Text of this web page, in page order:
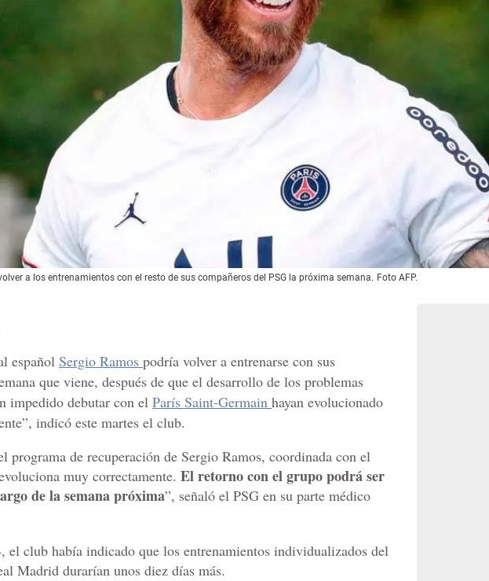
a los entrenamientos con el resto de sus compañeros del PSG la próxima semana. Foto AFP.
español Sergio Ramos podría volver a entrenarse con sus
que viene, después de que el desarrollo de los problemas
impedido debutar con el París Saint-Germain hayan evolucionado
indicó este martes el club.
programa de recuperación de Sergio Ramos, coordinada con el
muy correctamente. El retorno con el grupo podrá ser
de la semana próxima”, señaló el PSG en su parte médico
el club había indicado que los entrenamientos individualizados del
Madrid durarían unos diez días más.